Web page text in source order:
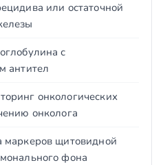
или остаточной
с
антител
онкологических
онколога
маркеров щитовидной
фона